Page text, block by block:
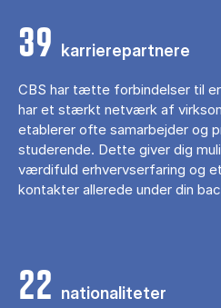
39 karrierepartnere
CBS har tætte forbindelser til
har et stærkt netværk af
etablerer ofte samarbejder og
studerende. Dette giver dig
værdifuld erhvervserfaring og
kontakter allerede under din
22 nationaliteter